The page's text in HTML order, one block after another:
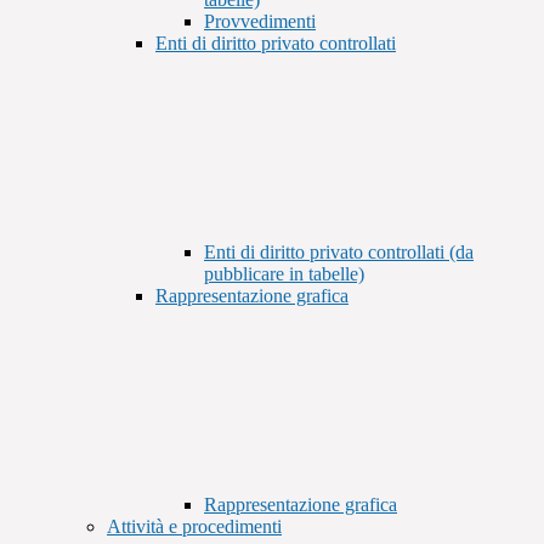
Provvedimenti
Enti di diritto privato controllati
Enti di diritto privato controllati (da
pubblicare in tabelle)
Rappresentazione grafica
Rappresentazione grafica
Attività e procedimenti